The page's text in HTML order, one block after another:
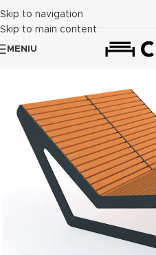
Skip to navigation
Skip to main content
MENIU